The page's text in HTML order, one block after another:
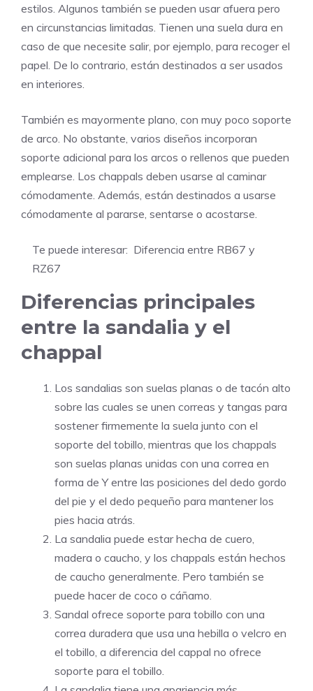
estilos. Algunos también se pueden usar afuera pero
en circunstancias limitadas. Tienen una suela dura en
caso de que necesite salir, por ejemplo, para recoger el
papel. De lo contrario, están destinados a ser usados
en interiores.
También es mayormente plano, con muy poco soporte
de arco. No obstante, varios diseños incorporan
soporte adicional para los arcos o rellenos que pueden
emplearse. Los chappals deben usarse al caminar
cómodamente. Además, están destinados a usarse
cómodamente al pararse, sentarse o acostarse.
Te puede interesar: Diferencia entre RB67 y
RZ67
Diferencias principales
entre la sandalia y el
chappal
Los sandalias son suelas planas o de tacón alto
sobre las cuales se unen correas y tangas para
sostener firmemente la suela junto con el
soporte del tobillo, mientras que los chappals
son suelas planas unidas con una correa en
forma de Y entre las posiciones del dedo gordo
del pie y el dedo pequeño para mantener los
pies hacia atrás.
La sandalia puede estar hecha de cuero,
madera o caucho, y los chappals están hechos
de caucho generalmente. Pero también se
puede hacer de coco o cáñamo.
Sandal ofrece soporte para tobillo con una
correa duradera que usa una hebilla o velcro en
el tobillo, a diferencia del cappal no ofrece
soporte para el tobillo.